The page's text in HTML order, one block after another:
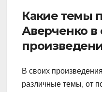
Какие темы
Аверченко в
В своих
различные темы, от